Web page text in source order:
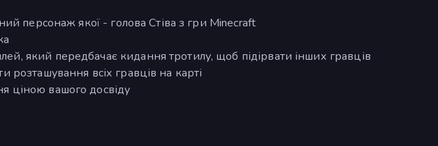
персонаж якої - голова Стіва з гри Minecraft
який передбачає кидання тротилу, щоб підірвати інших гравців
розташування всіх гравців на карті
ціною вашого досвіду